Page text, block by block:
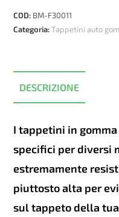
4D
BMW
2019
COD: BM-F30011
Categoria:Tappetini auto
DESCRIZIONE
I tappetini in
specifici per diversi
estremamente
piuttosto alta per
sul tappeto della